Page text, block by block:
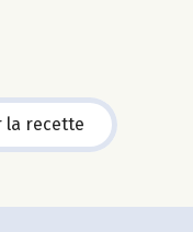
la recette